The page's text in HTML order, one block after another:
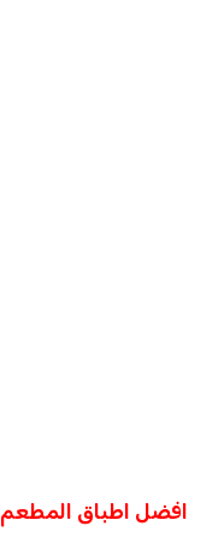
افضل اطباق المطعم